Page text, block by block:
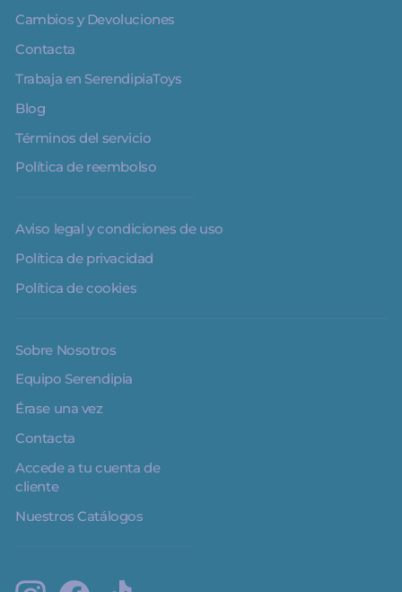
Cambios y Devoluciones
Contacta
Trabaja en SerendipiaToys
Blog
Términos del servicio
Política de reembolso
Aviso legal y condiciones de uso
Política de privacidad
Política de cookies
Sobre Nosotros
Equipo Serendipia
Érase una vez
Contacta
Accede a tu cuenta de
cliente
Nuestros Catálogos